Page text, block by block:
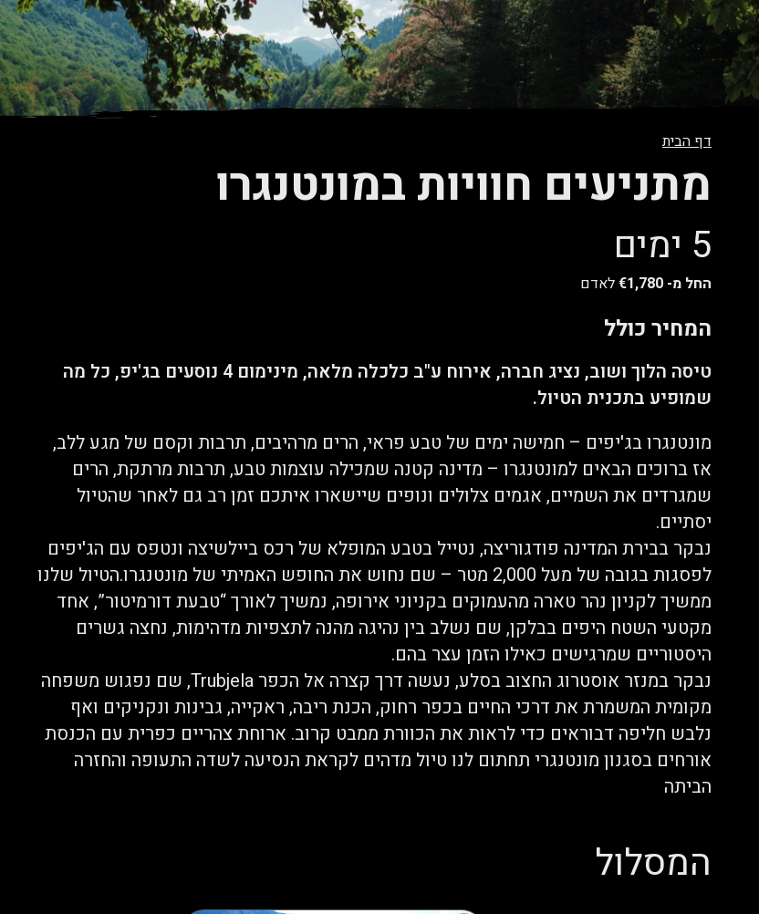
דף הבית
מתניעים חוויות במונטנגרו
5 ימים
החל מ- €1,780לאדם
המחיר כולל
טיסה הלוך ושוב, נציג חברה, אירוח ע"ב כלכלה מלאה, מינימום 4 נוסעים בג'יפ, כל מה
שמופיע בתכנית הטיול.
מונטנגרו בג'יפים – חמישה ימים של טבע פראי, הרים מרהיבים, תרבות וקסם של מגע ללב,
אז ברוכים הבאים למונטנגרו – מדינה קטנה שמכילה עוצמות טבע, תרבות מרתקת, הרים
שמגרדים את השמיים, אגמים צלולים ונופים שיישארו איתכם זמן רב גם לאחר שהטיול
יסתיים.
נבקר בבירת המדינה פודגוריצה, נטייל בטבע המופלא של רכס ביילשיצה ונטפס עם הג'יפים
לפסגות בגובה של מעל 2,000 מטר – שם נחוש את החופש האמיתי של מונטנגרו.הטיול שלנו
ממשיך לקניון נהר טארה מהעמוקים בקניוני אירופה, נמשיך לאורך “טבעת דורמיטור”, אחד
מקטעי השטח היפים בבלקן, שם נשלב בין נהיגה מהנה לתצפיות מדהימות, נחצה גשרים
היסטוריים שמרגישים כאילו הזמן עצר בהם.
נבקר במנזר אוסטרוג החצוב בסלע, נעשה דרך קצרה אל הכפר Trubjela, שם נפגוש משפחה
מקומית המשמרת את דרכי החיים בכפר רחוק, הכנת ריבה, ראקייה, גבינות ונקניקים ואף
נלבש חליפה דבוראים כדי לראות את הכוורת ממבט קרוב. ארוחת צהריים כפרית עם הכנסת
אורחים בסגנון מונטנגרי תחתום לנו טיול מדהים לקראת הנסיעה לשדה התעופה והחזרה
הביתה
המסלול